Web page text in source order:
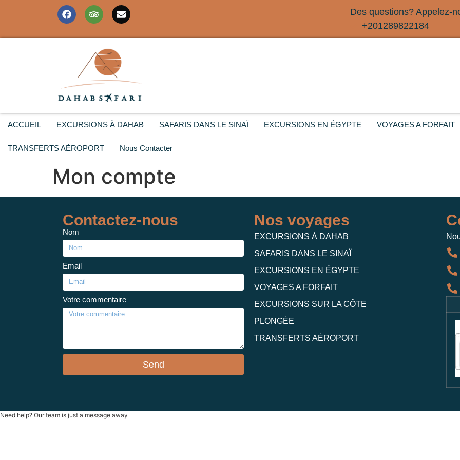
Des questions? Appelez-
+201289822184
ACCUEIL EXCURSIONS À DAHAB SAFARIS DANS LE SINAÏ EXCURSIONS EN ÉGYPTE VOYAGES A FORFAIT
TRANSFERTS AĖROPORT Nous Contacter
Mon compte
Contactez-nous
Nom
Email
Votre commentaire
Send
Nos voyages
EXCURSIONS À DAHAB
SAFARIS DANS LE SINAÏ
EXCURSIONS EN ÉGYPTE
VOYAGES A FORFAIT
EXCURSIONS SUR LA CÔTE
PLONGĖE
TRANSFERTS AĖROPORT
Need help? Our team is just a message away